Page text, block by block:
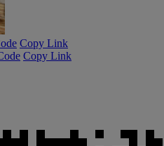
Copy Link
Copy Link